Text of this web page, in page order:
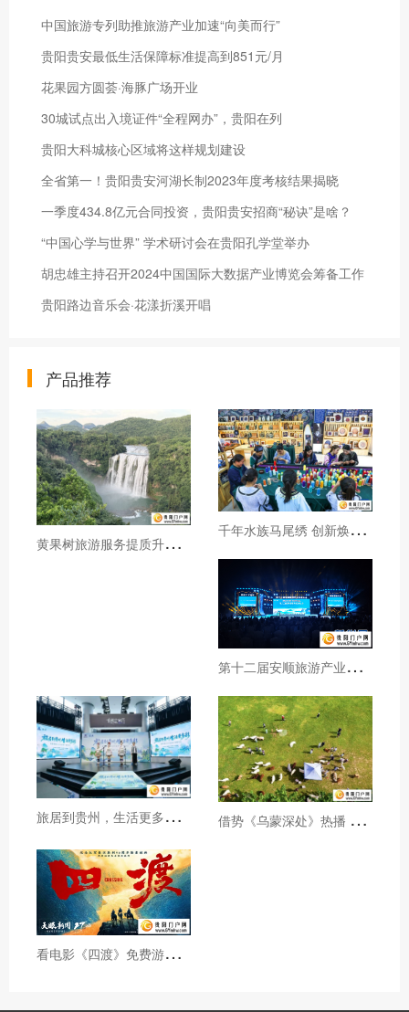
中国旅游专列助推旅游产业加速“向美而行”
贵阳贵安最低生活保障标准提高到851元/月
花果园方圆荟·海豚广场开业
30城试点出入境证件“全程网办”，贵阳在列
贵阳大科城核心区域将这样规划建设
全省第一！贵阳贵安河湖长制2023年度考核结果揭晓
一季度434.8亿元合同投资，贵阳贵安招商“秘诀”是啥？
“中国心学与世界” 学术研讨会在贵阳孔学堂举办
胡忠雄主持召开2024中国国际大数据产业博览会筹备工作
贵阳路边音乐会·花漾折溪开唱
产品推荐
黄
果树旅游服务提质升级暖心护航游客行程 千
年水族马尾绣 创新焕发新生机
第
十二届安顺旅游产业发展大会开幕
旅
居到贵州，生活更多彩！贵旅集团2026年夏季产品推介会在沪举行 借
势《乌蒙深处》热播 黔西市推动影视流量变游客“留量”
看
电影《四渡》免费游贵州A级景区、领500元票根消费券